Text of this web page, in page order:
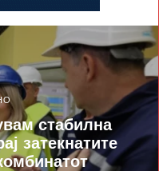
стабилна
затекнатите